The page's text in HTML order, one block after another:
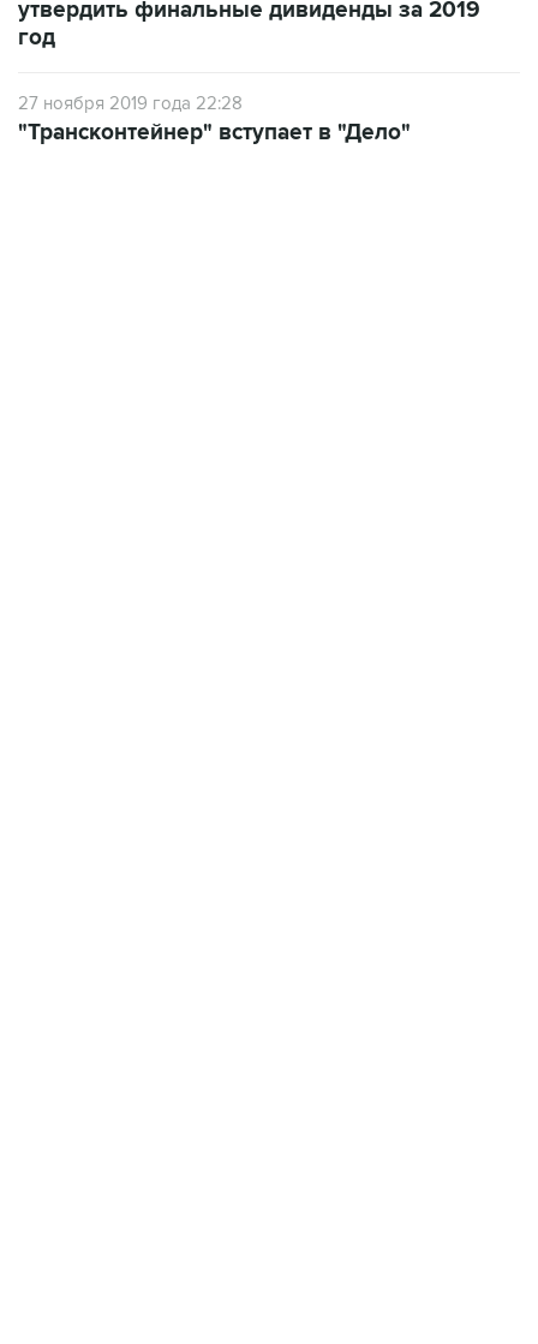
утвердить финальные дивиденды за 2019
год
27 ноября 2019 года 22:28
"Трансконтейнер" вступает в "Дело"